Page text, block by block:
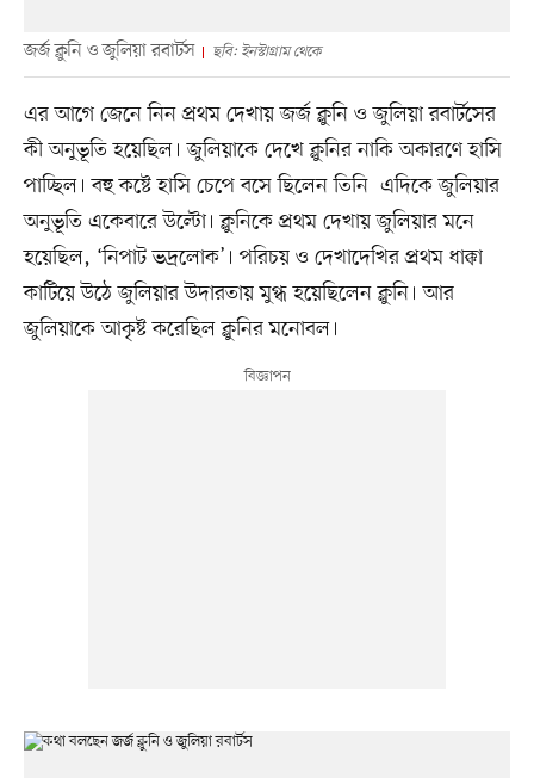
জর্জ ক্লুনি ও জুলিয়া রবার্টস ছবি: ইনস্টাগ্রাম থেকে
এর আগে জেনে নিন প্রথম দেখায় জর্জ ক্লুনি ও জুলিয়া রবার্টসের
কী অনুভূতি হয়েছিল। জুলিয়াকে দেখে ক্লুনির নাকি অকারণে হাসি
পাচ্ছিল। বহু কষ্টে হাসি চেপে বসে ছিলেন তিনি এদিকে জুলিয়ার
অনুভূতি একেবারে উল্টো। ক্লুনিকে প্রথম দেখায় জুলিয়ার মনে
হয়েছিল, ‘নিপাট ভদ্রলোক’। পরিচয় ও দেখাদেখির প্রথম ধাক্কা
কাটিয়ে উঠে জুলিয়ার উদারতায় মুগ্ধ হয়েছিলেন ক্লুনি। আর
জুলিয়াকে আকৃষ্ট করেছিল ক্লুনির মনোবল।